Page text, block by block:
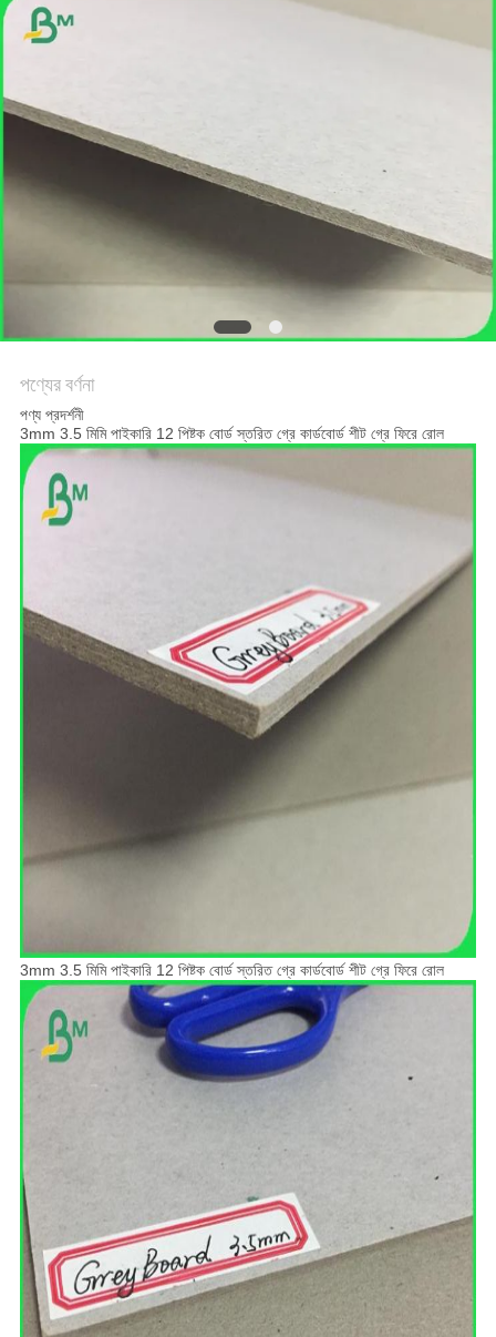
সাইট
গোপনীয়তা
নীতি
পণ্যের বর্ণনা
পণ্য প্রদর্শনী
3mm 3.5 মিমি পাইকারি 12 পিষ্টক বোর্ড স্তরিত গ্রে কার্ডবোর্ড শীট গ্রে ফিরে রোল
3mm 3.5 মিমি পাইকারি 12 পিষ্টক বোর্ড স্তরিত গ্রে কার্ডবোর্ড শীট গ্রে ফিরে রোল